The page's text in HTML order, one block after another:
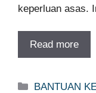
keperluan asas.
Read more
Categories
BANTUAN